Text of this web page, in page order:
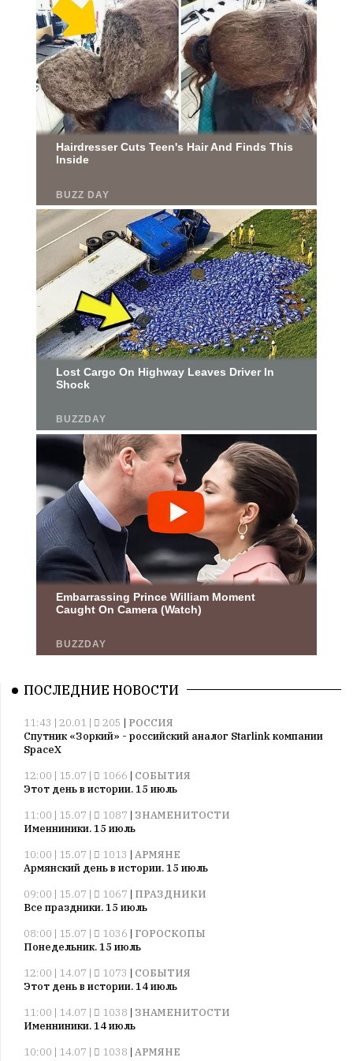
ПОСЛЕДНИЕ НОВОСТИ
11:43 | 20.01 | 205 | РОССИЯ
Спутник «Зоркий» - российский аналог Starlink компании
SpaceX
12:00 | 15.07 |
1066 | СОБЫТИЯ
Этот день в истории. 15 июль
11:00 | 15.07 |
1087 | ЗНАМЕНИТОСТИ
Именниники. 15 июль
10:00 | 15.07 |
1013 | АРМЯНЕ
Армянский день в истории. 15 июль
09:00 | 15.07 |
1067 | ПРАЗДНИКИ
Все праздники. 15 июль
08:00 | 15.07 |
1036 | ГОРОСКОПЫ
Понедельник. 15 июль
12:00 | 14.07 |
1073 | СОБЫТИЯ
Этот день в истории. 14 июль
11:00 | 14.07 |
1038 | ЗНАМЕНИТОСТИ
Именниники. 14 июль
10:00 | 14.07 |
1038 | АРМЯНЕ